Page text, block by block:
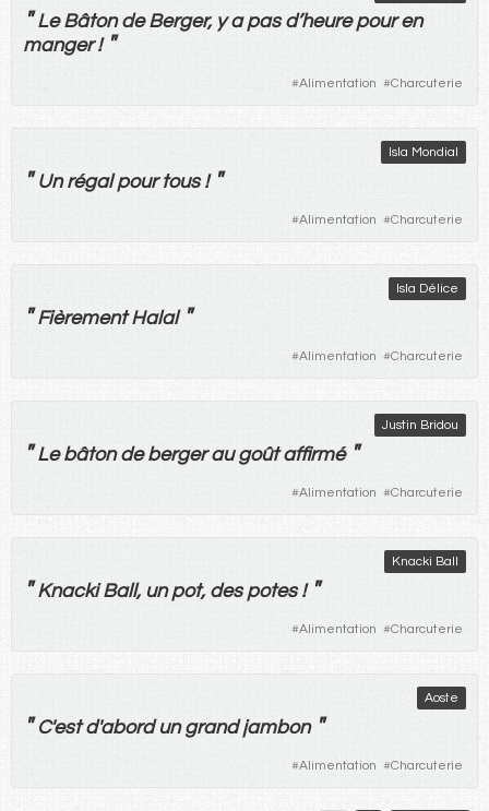
" Le BâtondeBerger, y a pasd’heure pour en
manger! "
#Alimentation #Charcuterie
Isla Mondial
" Un régal pour tous! "
#Alimentation #Charcuterie
Isla Délice
" Fièrement Halal "
#Alimentation #Charcuterie
Justin Bridou
" Le bâton de berger au goût affirmé "
#Alimentation #Charcuterie
Knacki Ball
"Knacki Ball, un pot, des potes! "
#Alimentation #Charcuterie
Aoste
"C'estd'abord un grand jambon "
#Alimentation #Charcuterie